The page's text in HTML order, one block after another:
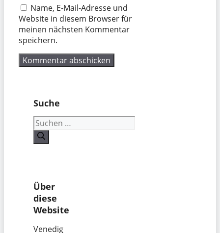
Name, E-Mail-Adresse und
Website in diesem Browser für
meinen nächsten Kommentar
speichern.
Suche
Suchen
nach:
Über
diese
Website
Venedig